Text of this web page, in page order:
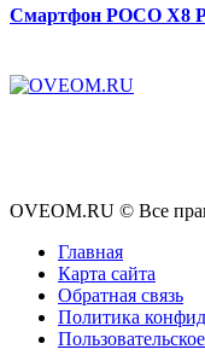
Смартфон POCO X8
OVEOM.RU © Все
Главная
Карта сайта
Обратная связь
Политика